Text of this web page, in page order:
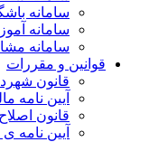
سامانه
سامانه
سامانه
قوانین و مقررات
قانون
آیین نامه
قانون
آیین نامه